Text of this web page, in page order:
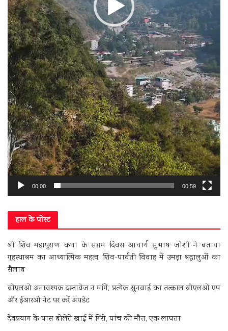
00:00 00:59
हाल के पोस्ट
श्री शिव महापुराण कथा के सप्तम दिवस आचार्य सुभाष जोशी ने बताया
गृहस्थाश्रम का आध्यात्मिक महत्व, शिव-पार्वती विवाह में उमड़ा श्रद्धालुओं का
सैलाब
बीएलओ अनावश्यक दस्तावेज न मांगें, प्रत्येक सुनवाई का तत्काल बीएलओ एप
और ईआरओ नेट पर करें अपडेट
देवप्रयाग के पास बोलेरो खाई में गिरी, पांच की मौत, एक लापता